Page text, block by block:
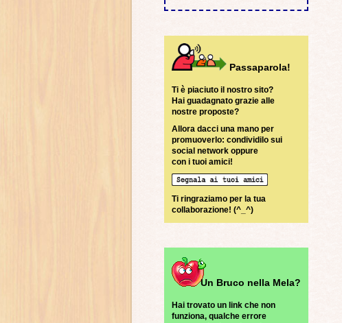
Passaparola!
Ti è piaciuto il nostro sito?
Hai guadagnato grazie alle
nostre proposte?
Allora dacci una mano per
promuoverlo: condividilo sui
social network oppure
con i tuoi amici!
Ti ringraziamo per la tua
collaborazione! (^_^)
Un Bruco nella Mela?
Hai trovato un link che non
funziona, qualche errore